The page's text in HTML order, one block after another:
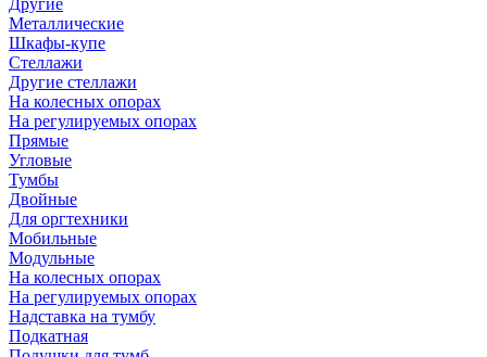
Другие
Металлические
Шкафы-купе
Стеллажи
Другие стеллажи
На колесных опорах
На регулируемых опорах
Прямые
Угловые
Тумбы
Двойные
Для оргтехники
Мобильные
Модульные
На колесных опорах
На регулируемых опорах
Надставка на тумбу
Подкатная